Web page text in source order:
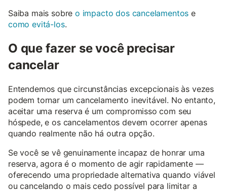
Saiba mais sobreo impacto dos cancelamentos e
como evitá-los.
O que fazer se você precisar
cancelar
Entendemos que circunstâncias excepcionais às vezes
podem tornar um cancelamento inevitável. No entanto,
aceitar uma reserva é um compromisso com seu
hóspede, e os cancelamentos devem ocorrer apenas
quando realmente não há outra opção.
Se você se vê genuinamente incapaz de honrar uma
reserva, agora é o momento de agir rapidamente —
oferecendo uma propriedade alternativa quando viável
ou cancelando o mais cedo possível para limitar a